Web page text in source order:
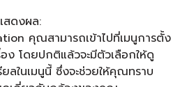
สดงผล:
คุณสามารถเข้าไปที่เมนูการตั้ง
ง โดยปกติแล้วจะมีตัวเลือกให้ดู
ลในเมนูนี้ ซึ่งจะช่วยให้คุณทราบ